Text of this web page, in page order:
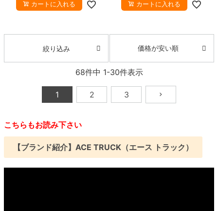
カートに入れる カートに入れる
絞り込み 価格が安い順
68件中 1-30件表示
1 2 3
こちらもお読み下さい
【ブランド紹介】ACE TRUCK（エース トラック）